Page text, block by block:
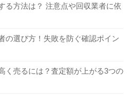
属品は事前に準備しておきたい
にも対応できる
型家電はもちろんのこと、大量
ル買取センターでは対応できる
ご相談ください。また、軽トラ
ル買取サービスにおける買取まで
ージのフォームから無料見積もり
フが訪れ、買取希望商品の見積も
る方法は？ 注意点や回収業者に依
の選び方！失敗を防ぐ確認ポイン
く売るには？査定額が上がる3つの